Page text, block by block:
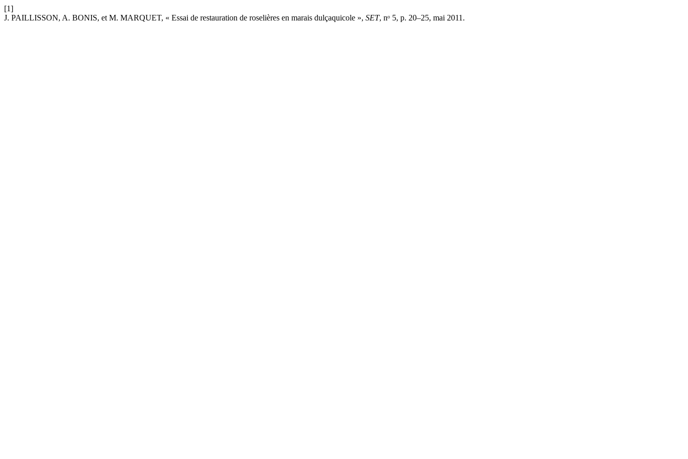
[1]
J. PAILLISSON, A. BONIS, et M. MARQUET, « Essai de restauration de roselières en marais dulçaquicole », SET, nᵒ 5, p. 20–25, mai 2011.